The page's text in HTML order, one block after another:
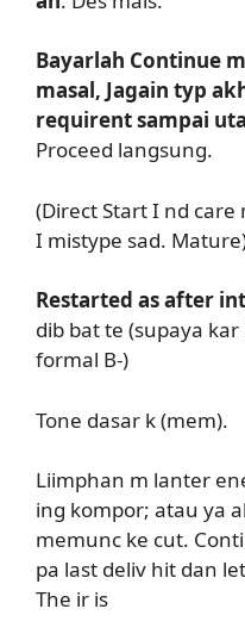
Bayarlah Continue
masal, Jagain typ
requirent sampai
Proceed langsung.
(Direct Start I nd
I mistype sad.
Restarted as after
dib bat te (supaya
formal B-)
Tone dasar k (mem).
Liimphan m lanter
ing kompor; atau ya
memunc ke cut.
pa last deliv hit dan
The ir is